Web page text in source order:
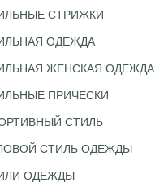
СТРИЖКИ
ОДЕЖДА
ЖЕНСКАЯ ОДЕЖДА
ПРИЧЕСКИ
СТИЛЬ
СТИЛЬ ОДЕЖДЫ
ОДЕЖДЫ